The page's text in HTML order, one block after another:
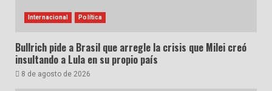
Internacional Política
Bullrich pide a Brasil que arregle la crisis que Milei creó
insultando a Lula en su propio país
8 de agosto de 2026